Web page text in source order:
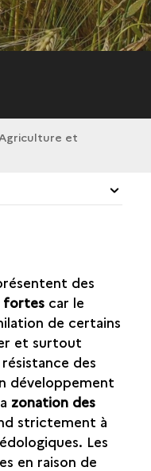
et
des
fortescar le
de certains
et surtout
des
développement
zonation des
strictement à
Les
en raison de